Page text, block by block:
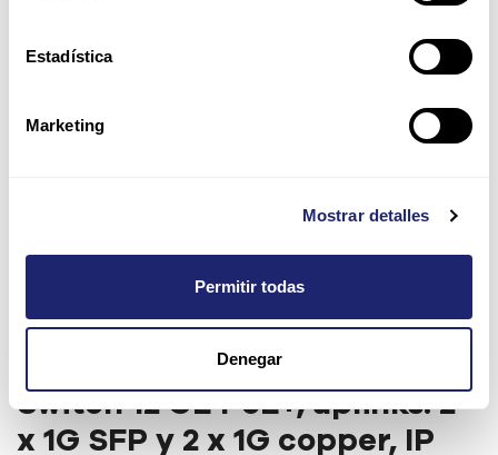
Estadística
Marketing
Mostrar detalles
Permitir todas
Denegar
Cisco Catalyst 3560-CX
Switch 12 GE PoE+, uplinks: 2
x 1G SFP y 2 x 1G copper, IP